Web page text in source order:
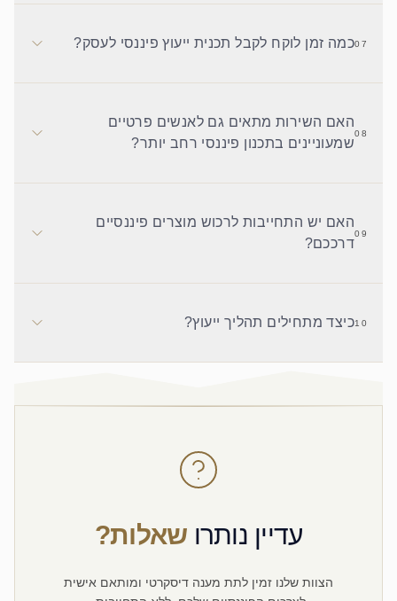
07כמה זמן לוקח לקבל תכנית ייעוץ פיננסי לעסק?
08
האם השירות מתאים גם לאנשים פרטיים
שמעוניינים בתכנון פיננסי רחב יותר?
09
האם יש התחייבות לרכוש מוצרים פיננסיים
דרככם?
10כיצד מתחילים תהליך ייעוץ?
עדיין נותרו שאלות?
הצוות שלנו זמין לתת מענה דיסקרטי ומותאם אישית